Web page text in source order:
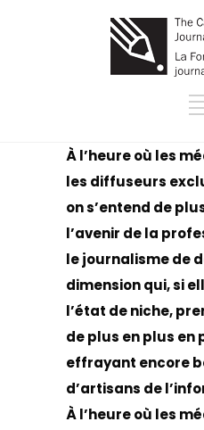
À l’heure où les
les diffuseurs
on s’entend de
l’avenir de la
le journalisme de
dimension qui, si
l’état de niche,
de plus en plus en
effrayant encore
d’artisans de
À l’heure où les